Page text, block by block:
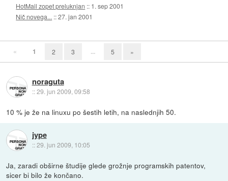
HotMail zopet preluknjan :: 1. sep 2001
Nič novega... ::27. jan 2001
« 1 2 3 ... 5 »
noraguta
::29. jun 2009, 09:58
10 % je že na linuxu po šestih letih, na naslednjih 50.
jype
::29. jun 2009, 10:05
Ja, zaradi obširne študije glede grožnje programskih patentov,
sicer bi bilo že končano.